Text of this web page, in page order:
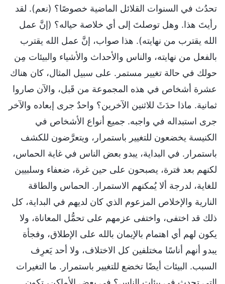
تحدُث في السنوات القلائل الماضية خصوصًا؟ (نعم). لقد
رأيتَ هذا. وهل توصلتَ إلى أي خلاصة حياله؟ (إنَّ عمل
الله يقترب من نهايته). هذا صواب، إنَّ عمل الله يقترب
بالفعل من نهايته، والناس والأحداث والأشياء والبيئات مِن
حولك في حالة تغيير مستمر. على سبيل المثال، كان هناك
عشرة أشخاص في هذه المجموعة من قَبل، والآن صاروا
ثمانية. ماذا حدَثَ للاثنين الآخرين؟ واحدٌ جرى إبعاده والآخر
جرى استبداله في واجبه. جميع أنواع الأشخاص في
الكنيسة يخضعون للتغيير باستمرار، ويتعرَّضون للكشف
باستمرار. في البداية، يبدو بعض الناس في غاية الحماس،
لكنهم بعد فترة، يصبحون على حين غرة، ضعفاء وسلبيين
للغاية، لدرجة ألا يُمكنهم الاستمرار. الحماس والطاقة
النارية والإخلاص المزعوم الذي كان لديهم في البداية، كل
ذلك قد اختفى، واختفى عزمهم على تحمُّل المعاناة، ولا
يكون لهم أي اهتمام بالإيمان بالله على الإطلاق، وفجأة
يبدو أنهم أناسًا مختلفين كل الاختلاف، ولا أحد يَعرِف
السبب. البيئات أيضًا تخضع للتغيير باستمرار. ما التغيرات